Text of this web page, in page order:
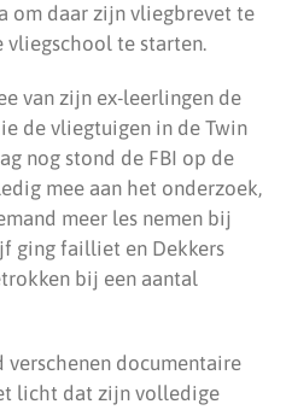
om daar zijn vliegbrevet te
vliegschool te starten.
van zijn ex-leerlingen de
de vliegtuigen in de Twin
nog stond de FBI op de
mee aan het onderzoek,
meer les nemen bij
ging failliet en Dekkers
bij een aantal
verschenen documentaire
licht dat zijn volledige